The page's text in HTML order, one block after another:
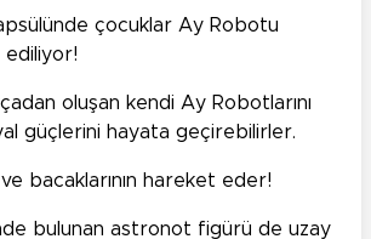
çocuklar Ay Robotu
oluşan kendi Ay Robotlarını
güçlerini hayata geçirebilirler.
bacaklarının hareket eder!
bulunan astronot figürü de uzay